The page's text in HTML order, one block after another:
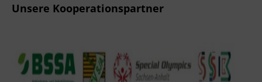
Unsere Kooperationspartner